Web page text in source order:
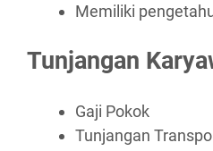
Memiliki
Tunjangan
Gaji Pokok
Tunjangan